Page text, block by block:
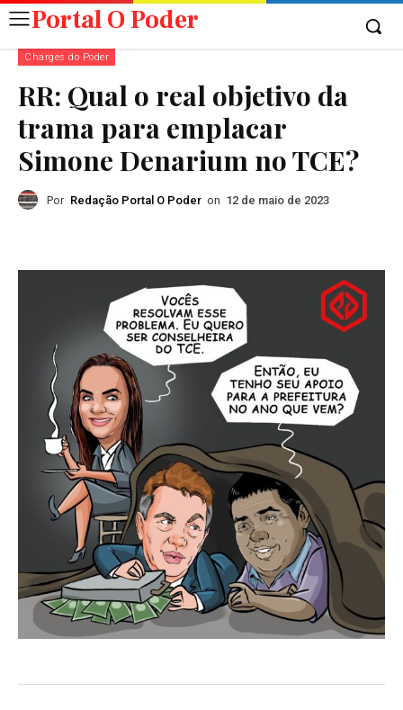
Portal O Poder
Charges do Poder
RR: Qual o real objetivo da
trama para emplacar
Simone Denarium no TCE?
Por Redação Portal O Poder on 12 de maio de 2023